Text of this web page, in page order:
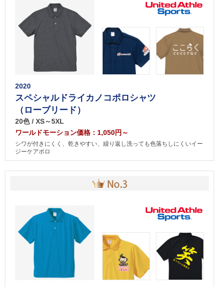
2020
スペシャルドライカノコポロシャツ
（ローブリード）
20色 / XS～5XL
ワールドモーション価格：1,050円～
シワが付きにくく、乾きやすい、繰り返し洗っても色落ちしにくいイー
ジーケアポロ